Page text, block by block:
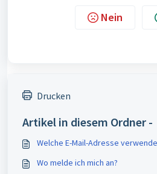
Nein
Drucken
Artikel in diesem Ordner -
Welche E-Mail-Adresse
Wo melde ich mich an?